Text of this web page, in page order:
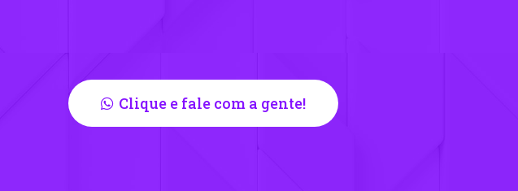
Clique e fale com a gente!